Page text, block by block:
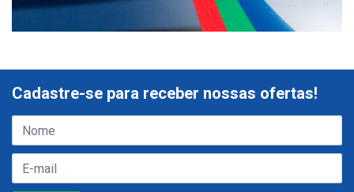
Cadastre-se para receber nossas ofertas!